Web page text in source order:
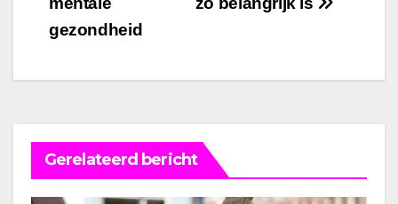
navigatie
gezondheid
Gerelateerd bericht